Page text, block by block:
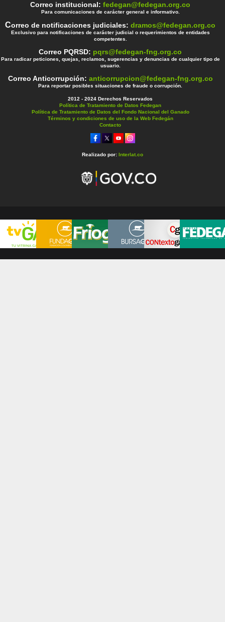
Correo institucional:fedegan@fedegan.org.co
Para comunicaciones de carácter general e informativo.
Correo de notificaciones judiciales:dramos@fedegan.org.co
Exclusivo para notificaciones de carácter judicial o requerimientos de entidades
competentes.
Correo PQRSD: pqrs@fedegan-fng.org.co
Para radicar peticiones, quejas, reclamos, sugerencias y denuncias de cualquier tipo de
usuario.
Correo Anticorrupción: anticorrupcion@fedegan-fng.org.co
Para reportar posibles situaciones de fraude o corrupción.
2012 - 2024 Derechos Reservados
Política de Tratamiento de Datos Fedegan
Política de Tratamiento de Datos del Fondo Nacional del Ganado
Términos y condiciones de uso de la Web Fedegán
Contacto
Realizado por: Interlat.co